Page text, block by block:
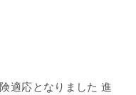
適応となりました 進